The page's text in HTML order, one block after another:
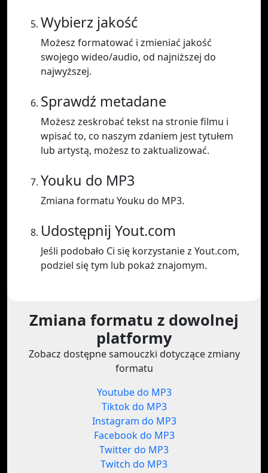
Wybierz jakość
Możesz formatować i zmieniać jakość
swojego wideo/audio, od najniższej do
najwyższej.
Sprawdź metadane
Możesz zeskrobać tekst na stronie filmu i
wpisać to, co naszym zdaniem jest tytułem
lub artystą, możesz to zaktualizować.
Youku do MP3
Zmiana formatu Youku do MP3.
Udostępnij Yout.com
Jeśli podobało Ci się korzystanie z Yout.com,
podziel się tym lub pokaż znajomym.
Zmiana formatu z dowolnej
platformy
Zobacz dostępne samouczki dotyczące zmiany
formatu
Youtube do MP3
Tiktok do MP3
Instagram do MP3
Facebook do MP3
Twitter do MP3
Twitch do MP3